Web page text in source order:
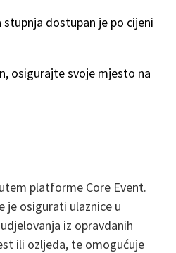
dostupan je po cijeni
osigurajte svoje mjesto na
platforme Core Event.
je osigurati ulaznice u
iz opravdanih
ili ozljeda, te omogućuje